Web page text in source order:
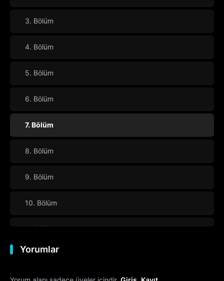
3. Bölüm
4. Bölüm
5. Bölüm
6. Bölüm
7. Bölüm
8. Bölüm
9. Bölüm
10. Bölüm
11. Bölüm
12. Bölüm
Yorumlar